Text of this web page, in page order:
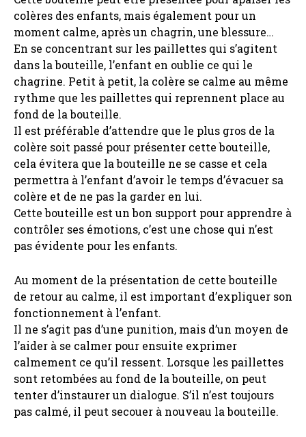
colères des enfants, mais également pour un
moment calme, après un chagrin, une blessure…
En se concentrant sur les paillettes qui s’agitent
dans la bouteille, l’enfant en oublie ce qui le
chagrine. Petit à petit, la colère se calme au même
rythme que les paillettes qui reprennent place au
fond de la bouteille.
Il est préférable d’attendre que le plus gros de la
colère soit passé pour présenter cette bouteille,
cela évitera que la bouteille ne se casse et cela
permettra à l’enfant d’avoir le temps d’évacuer sa
colère et de ne pas la garder en lui.
Cette bouteille est un bon support pour apprendre à
contrôler ses émotions, c’est une chose qui n’est
pas évidente pour les enfants.
Au moment de la présentation de cette bouteille
de retour au calme, il est important d’expliquer son
fonctionnement à l’enfant.
Il ne s’agit pas d’une punition, mais d’un moyen de
l’aider à se calmer pour ensuite exprimer
calmement ce qu’il ressent. Lorsque les paillettes
sont retombées au fond de la bouteille, on peut
tenter d’instaurer un dialogue. S’il n’est toujours
pas calmé, il peut secouer à nouveau la bouteille.